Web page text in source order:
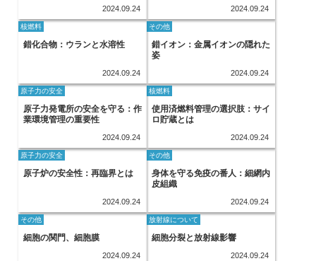
2024.09.24 2024.09.24
核燃料
錯化合物：ウランと水溶性
2024.09.24
その他
錯イオン：金属イオンの隠れた
姿
2024.09.24
原子力の安全
原子力発電所の安全を守る：作
業環境管理の重要性
2024.09.24
核燃料
使用済燃料管理の選択肢：サイ
ロ貯蔵とは
2024.09.24
原子力の安全
原子炉の安全性：再臨界とは
2024.09.24
その他
身体を守る免疫の番人：細網内
皮組織
2024.09.24
その他
細胞の関門、細胞膜
2024.09.24
放射線について
細胞分裂と放射線影響
2024.09.24